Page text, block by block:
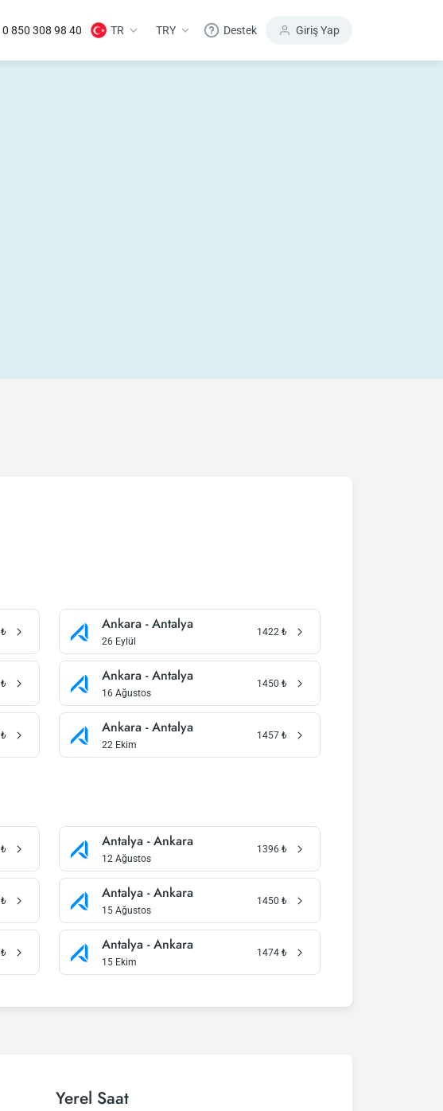
0 850 308 98 40 TR TRY Destek Giriş Yap
₺ Ankara - Antalya
26 Eylül
1422 ₺
₺ Ankara - Antalya
16 Ağustos
1450 ₺
₺ Ankara - Antalya
22 Ekim
1457 ₺
₺ Antalya - Ankara
12 Ağustos
1396 ₺
₺ Antalya - Ankara
15 Ağustos
1450 ₺
₺ Antalya - Ankara
15 Ekim
1474 ₺
Yerel Saat